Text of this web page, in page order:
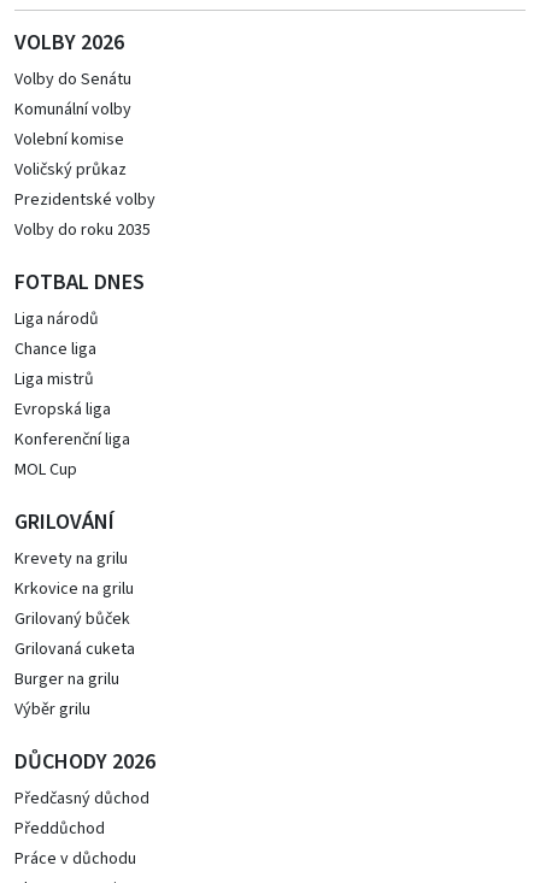
VOLBY 2026
Volby do Senátu
Komunální volby
Volební komise
Voličský průkaz
Prezidentské volby
Volby do roku 2035
FOTBAL DNES
Liga národů
Chance liga
Liga mistrů
Evropská liga
Konferenční liga
MOL Cup
GRILOVÁNÍ
Krevety na grilu
Krkovice na grilu
Grilovaný bůček
Grilovaná cuketa
Burger na grilu
Výběr grilu
DŮCHODY 2026
Předčasný důchod
Předdůchod
Práce v důchodu